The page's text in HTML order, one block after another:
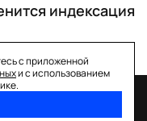
индексация
с приложенной
и с использованием